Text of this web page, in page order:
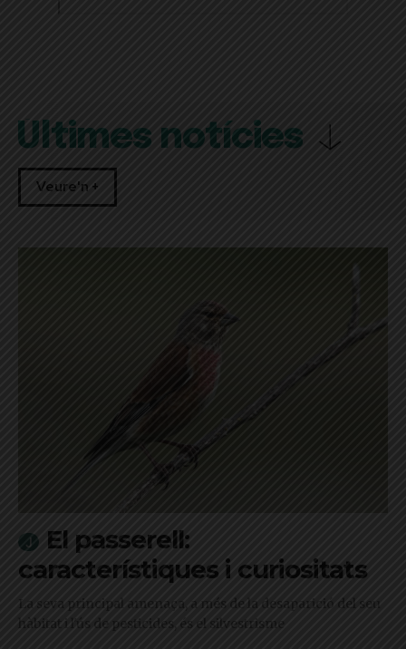
Últimes notícies
Veure'n +
El passerell:
característiques i curiositats
La seva principal amenaça, a més de la desaparició del seu
hàbitat i l'ús de pesticides, és el silvestrisme